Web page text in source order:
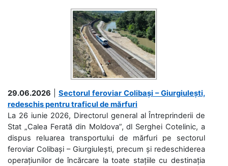
29.06.2026
Sectorul feroviar Colibași – Giurgiulești,
redeschis pentru traficul de mărfuri
La 26 iunie 2026, Directorul general al Întreprinderii de
Stat „Calea Ferată din Moldova”, dl Serghei Cotelinic, a
dispus reluarea transportului de mărfuri pe sectorul
feroviar Colibași – Giurgiulești, precum și redeschiderea
operațiunilor de încărcare la toate stațiile cu destinația